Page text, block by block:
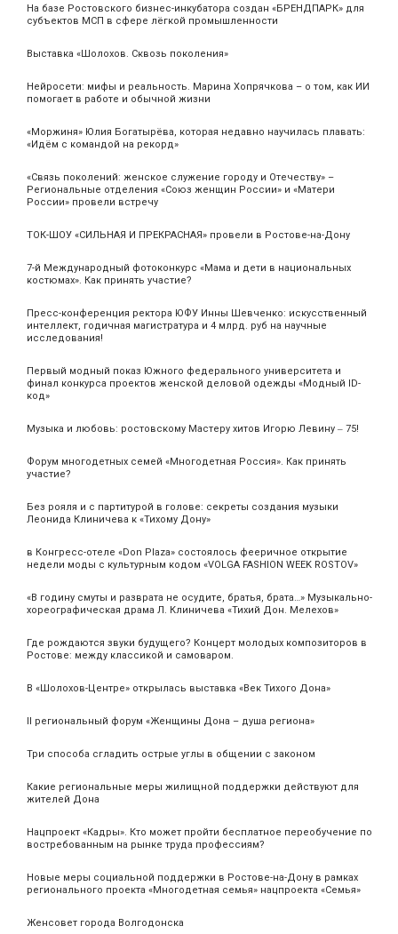
На базе Ростовского бизнес-инкубатора создан «БРЕНДПАРК» для
субъектов МСП в сфере лёгкой промышленности
Выставка «Шолохов. Сквозь поколения»
Нейросети: мифы и реальность. Марина Хопрячкова – о том, как ИИ
помогает в работе и обычной жизни
«Моржиня» Юлия Богатырёва, которая недавно научилась плавать:
«Идём с командой на рекорд»
«Связь поколений: женское служение городу и Отечеству» –
Региональные отделения «Союз женщин России» и «Матери
России» провели встречу
ТОК-ШОУ «СИЛЬНАЯ И ПРЕКРАСНАЯ» провели в Ростове-на-Дону
7-й Международный фотоконкурс «Мама и дети в национальных
костюмах». Как принять участие?
Пресс-конференция ректора ЮФУ Инны Шевченко: искусственный
интеллект, годичная магистратура и 4 млрд. руб на научные
исследования!
Первый модный показ Южного федерального университета и
финал конкурса проектов женской деловой одежды «Модный ID-
код»
Музыка и любовь: ростовскому Мастеру хитов Игорю Левину ‒ 75!
Форум многодетных семей «Многодетная Россия». Как принять
участие?
Без рояля и с партитурой в голове: секреты создания музыки
Леонида Клиничева к «Тихому Дону»
в Конгресс-отеле «Don Plaza» состоялось фееричное открытие
недели моды с культурным кодом «VOLGA FASHION WEEK ROSTOV»
«В годину смуты и разврата не осудите, братья, брата…» Музыкально-
хореографическая драма Л. Клиничева «Тихий Дон. Мелехов»
Где рождаются звуки будущего? Концерт молодых композиторов в
Ростове: между классикой и самоваром.
В «Шолохов-Центре» открылась выставка «Век Тихого Дона»
II региональный форум «Женщины Дона – душа региона»
Три способа сгладить острые углы в общении с законом
Какие региональные меры жилищной поддержки действуют для
жителей Дона
Нацпроект «Кадры». Кто может пройти бесплатное переобучение по
востребованным на рынке труда профессиям?
Новые меры социальной поддержки в Ростове-на-Дону в рамках
регионального проекта «Многодетная семья» нацпроекта «Семья»
Женсовет города Волгодонска